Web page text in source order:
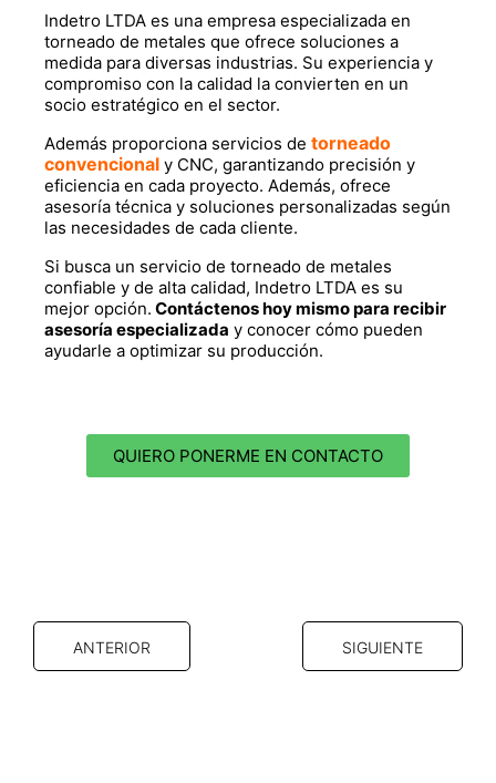
Indetro LTDA es una empresa especializada en
torneado de metales que ofrece soluciones a
medida para diversas industrias. Su experiencia y
compromiso con la calidad la convierten en un
socio estratégico en el sector.
Además proporciona servicios de torneado
convencional y CNC, garantizando precisión y
eficiencia en cada proyecto. Además, ofrece
asesoría técnica y soluciones personalizadas según
las necesidades de cada cliente.
Si busca un servicio de torneado de metales
confiable y de alta calidad, Indetro LTDA es su
mejor opción. Contáctenos hoy mismo para recibir
asesoría especializada y conocer cómo pueden
ayudarle a optimizar su producción.
QUIERO PONERME EN CONTACTO
ANTERIOR SIGUIENTE